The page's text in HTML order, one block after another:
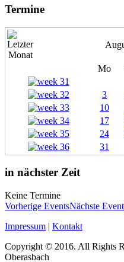
Termine
Mo
3
10
17
24
31
in nächster Zeit
Keine Termine
Vorherige EventsNächste
Impressum | Kontakt
Copyright © 2016. All Rights
Oberasbach